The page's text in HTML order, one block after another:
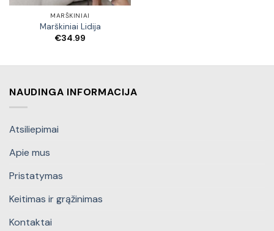
MARŠKINIAI
Marškiniai Lidija
€34.99
NAUDINGA INFORMACIJA
Atsiliepimai
Apie mus
Pristatymas
Keitimas ir grąžinimas
Kontaktai